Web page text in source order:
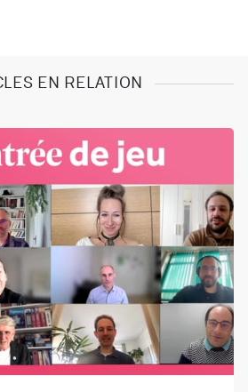
EN RELATION